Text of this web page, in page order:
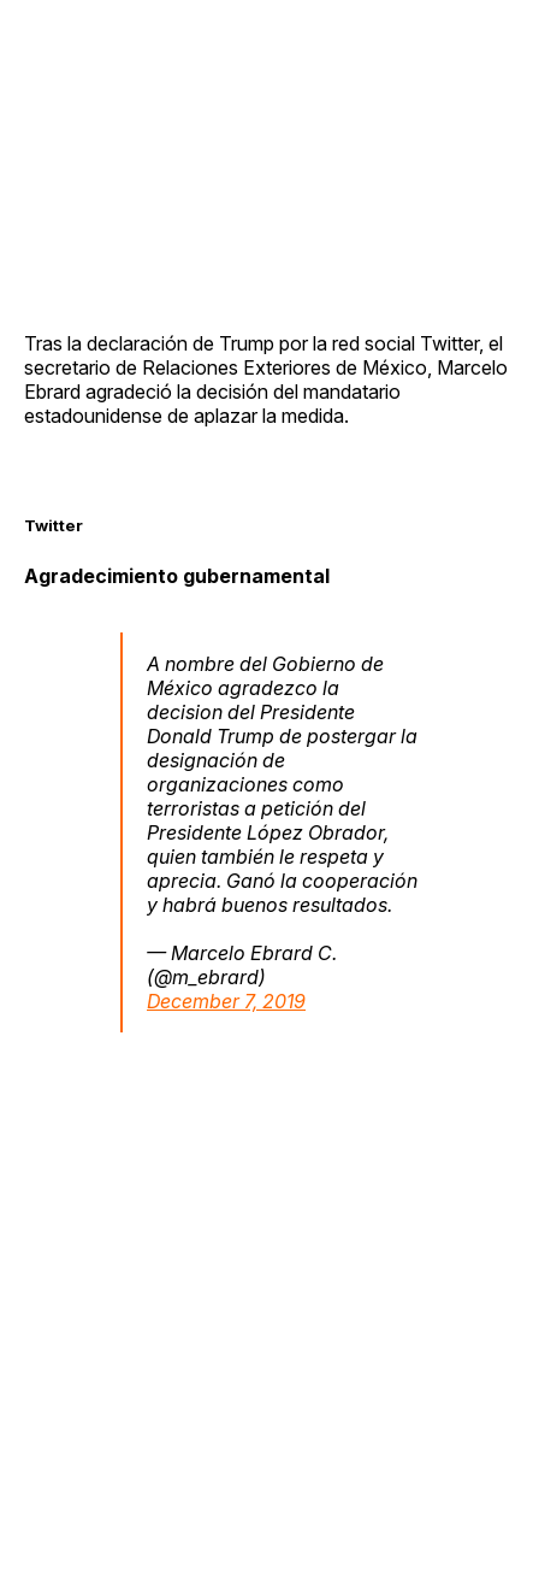
Tras la declaración de Trump por la red social Twitter, el
secretario de Relaciones Exteriores de México, Marcelo
Ebrard agradeció la decisión del mandatario
estadounidense de aplazar la medida.
Twitter
Agradecimiento gubernamental
A nombre del Gobierno de
México agradezco la
decision del Presidente
Donald Trump de postergar la
designación de
organizaciones como
terroristas a petición del
Presidente López Obrador,
quien también le respeta y
aprecia. Ganó la cooperación
y habrá buenos resultados.
— Marcelo Ebrard C.
(@m_ebrard)
December 7, 2019